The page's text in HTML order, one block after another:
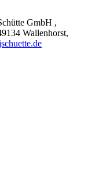
GmbH ,
Wallenhorst,